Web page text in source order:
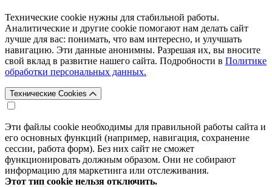
Технические cookie нужны для стабильной работы.
Аналитические и другие cookie помогают нам делать сайт
лучше для вас: понимать, что вам интересно, и улучшать
навигацию. Эти данные анонимны. Разрешая их, вы вносите
свой вклад в развитие нашего сайта. Подробности в Политике
обработки персональных данных.
Технические Cookies
Эти файлы cookie необходимы для правильной работы сайта и
его основных функций (например, навигация, сохранение
сессии, работа форм). Без них сайт не сможет
функционировать должным образом. Они не собирают
информацию для маркетинга или отслеживания.
Этот тип cookie нельзя отключить.